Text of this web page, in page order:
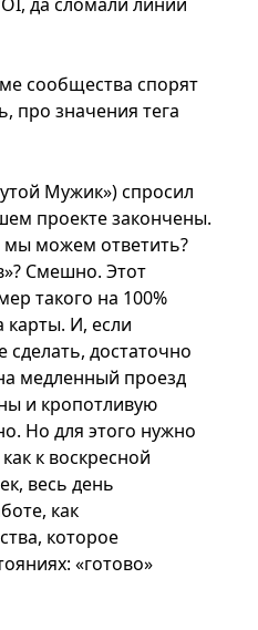
сообщества спорят
про значения тега
Мужик») спросил
проекте закончены.
мы можем ответить?
Смешно. Этот
такого на 100%
карты. И, если
сделать, достаточно
медленный проезд
и кропотливую
Но для этого нужно
к воскресной
весь день
как
которое
«готово»